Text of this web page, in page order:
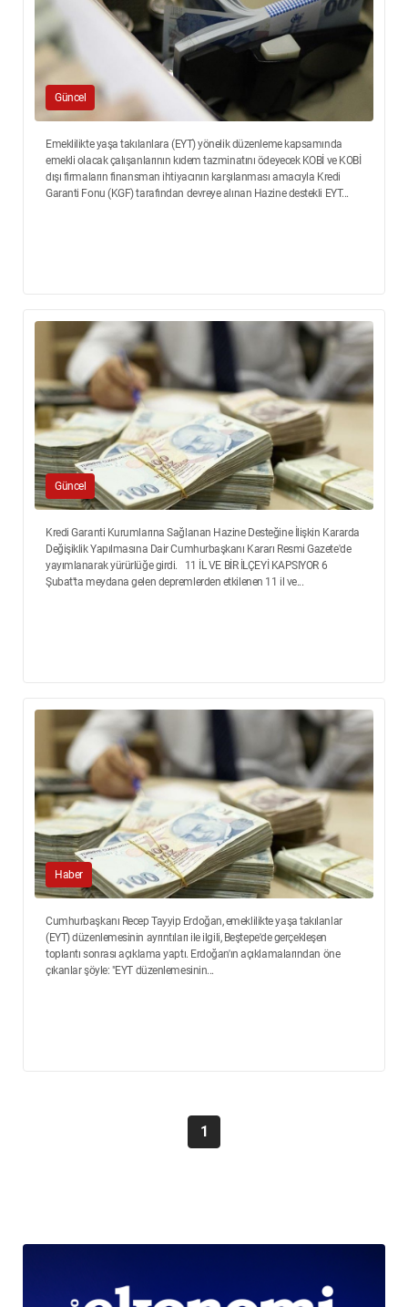
Güncel
Emeklilikte yaşa takılanlara (EYT) yönelik düzenleme kapsamında
emekli olacak çalışanlarının kıdem tazminatını ödeyecek KOBİ ve KOBİ
dışı firmaların finansman ihtiyacının karşılanması amacıyla Kredi
Garanti Fonu (KGF) tarafından devreye alınan Hazine destekli EYT...
Güncel
Kredi Garanti Kurumlarına Sağlanan Hazine Desteğine İlişkin Kararda
Değişiklik Yapılmasına Dair Cumhurbaşkanı Kararı Resmi Gazete'de
yayımlanarak yürürlüğe girdi. 11 İL VE BİR İLÇEYİ KAPSIYOR 6
Şubat'ta meydana gelen depremlerden etkilenen 11 il ve...
Haber
Cumhurbaşkanı Recep Tayyip Erdoğan, emeklilikte yaşa takılanlar
(EYT) düzenlemesinin ayrıntıları ile ilgili, Beştepe'de gerçekleşen
toplantı sonrası açıklama yaptı. Erdoğan'ın açıklamalarından öne
çıkanlar şöyle: "EYT düzenlemesinin...
1